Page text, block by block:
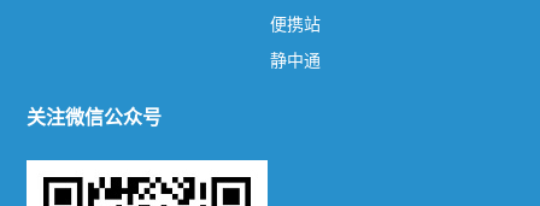
产品系列
陆地机动站 车载动中通 超轻便携站
便携站
静中通
关注微信公众号